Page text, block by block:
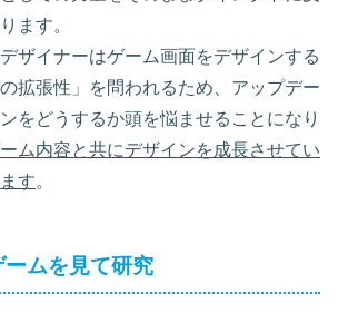
ます。
ザイナーはゲーム画面をデザインする
拡張性」を問われるため、アップデー
をどうするか頭を悩ませることになり
ム内容と共にデザインを成長させてい
す。
ムを見て研究